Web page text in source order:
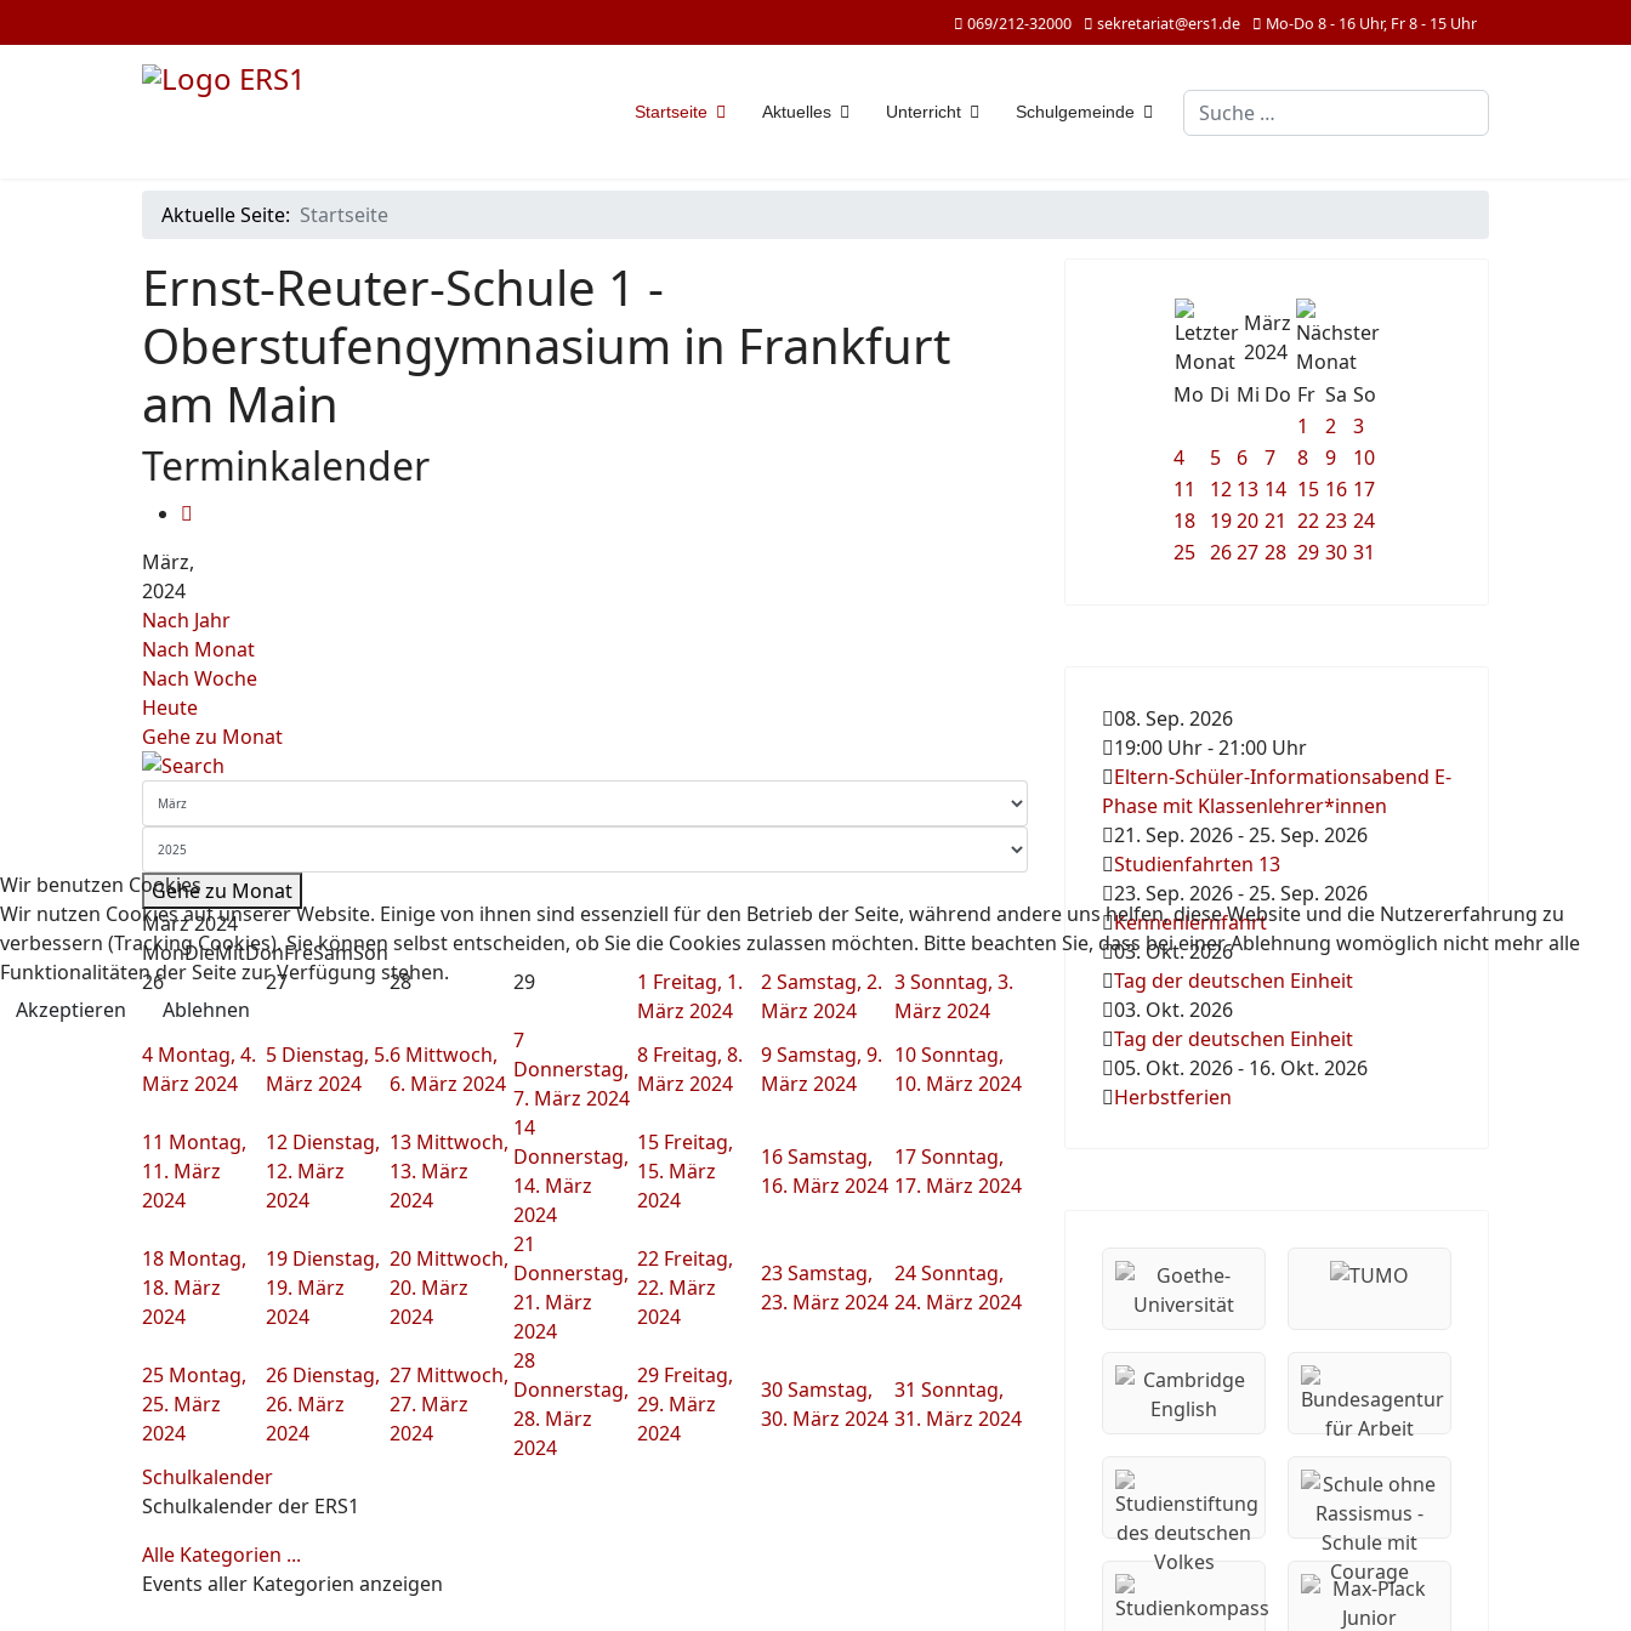
069/212-32000 sekretariat@ers1.de Mo-Do 8 - 16 Uhr, Fr 8 - 15 Uhr
Startseite Aktuelles Unterricht Schulgemeinde Suchen
Aktuelle Seite: Startseite
Ernst-Reuter-Schule 1 -
Oberstufengymnasium in Frankfurt
am Main
Terminkalender
März,
2024
Nach Jahr
Nach Monat
Nach Woche
Heute
Gehe zu Monat
Gehe zu Monat
März 2024
MonDieMitDonFreSamSon
26
27 28 29 1 Freitag, 1.
März 2024
2Samstag, 2.
März 2024
3Sonntag, 3.
März 2024
4 Montag, 4.
März 2024
5 Dienstag, 5.
März 2024
6 Mittwoch,
6. März 2024
7
Donnerstag,
7. März 2024
8 Freitag, 8.
März 2024
9Samstag, 9.
März 2024
10Sonntag,
10. März 2024
11 Montag,
11. März
2024
12 Dienstag,
12. März
2024
13 Mittwoch,
13. März
2024
14
Donnerstag,
14. März
2024
15 Freitag,
15. März
2024
16Samstag,
16. März 2024
17Sonntag,
17. März 2024
18 Montag,
18. März
2024
19 Dienstag,
19. März
2024
20 Mittwoch,
20. März
2024
21
Donnerstag,
21. März
2024
22 Freitag,
22. März
2024
23Samstag,
23. März 2024
24Sonntag,
24. März 2024
25 Montag,
25. März
2024
26 Dienstag,
26. März
2024
27 Mittwoch,
27. März
2024
28
Donnerstag,
28. März
2024
29 Freitag,
29. März
2024
30Samstag,
30. März 2024
31 Sonntag,
31. März 2024
Schulkalender
Schulkalender der ERS1
Alle Kategorien ...
Events aller Kategorien anzeigen
März
2024
Mo Di Mi Do Fr Sa So
1
2
3
4
5 6 7 8 9
10
11
12 13 14 15 16 17
18
19 20 21 22 23 24
25 26 27 28 29 30 31
08. Sep. 2026
19:00 Uhr-21:00 Uhr
Eltern-Schüler-Informationsabend E-
Phase mit Klassenlehrer*innen
21. Sep. 2026-25. Sep. 2026
Studienfahrten 13
23. Sep. 2026-25. Sep. 2026
Kennenlernfahrt
03. Okt. 2026
Tag der deutschen Einheit
03. Okt. 2026
Tag der deutschen Einheit
05. Okt. 2026- 16. Okt. 2026
Herbstferien
Wir benutzen Cookies
Wir nutzen Cookies auf unserer Website. Einige von ihnen sind essenziell für den Betrieb der Seite, während andere uns helfen, diese Website und die Nutzererfahrung zu
verbessern (Tracking Cookies). Sie können selbst entscheiden, ob Sie die Cookies zulassen möchten. Bitte beachten Sie, dass bei einer Ablehnung womöglich nicht mehr alle
Funktionalitäten der Seite zur Verfügung stehen.
Akzeptieren
Ablehnen